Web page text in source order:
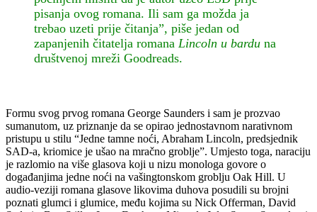
pisanja ovog romana. Ili sam ga možda ja
trebao uzeti prije čitanja”, piše jedan od
zapanjenih čitatelja romana Lincoln u bardu na
društvenoj mreži Goodreads.
Formu svog prvog romana George Saunders i sam je prozvao
sumanutom, uz priznanje da se opirao jednostavnom narativnom
pristupu u stilu “Jedne tamne noći, Abraham Lincoln, predsjednik
SAD-a, kriomice je ušao na mračno groblje”. Umjesto toga, naraciju
je razlomio na više glasova koji u nizu monologa govore o
događanjima jedne noći na vašingtonskom groblju Oak Hill. U
audio-veziji romana glasove likovima duhova posudili su brojni
poznati glumci i glumice, među kojima su Nick Offerman, David